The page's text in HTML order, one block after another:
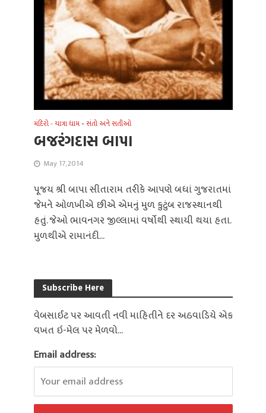
મંદિરો - યાત્રા ધામ •સંતો અને સતીઓ
બજરંગદાસ બાપા
May 17, 2014
પૂજય શ્રી બાપા સીતારામ તરીકે આપણે બધાં ગુજરાતમાં
જેમને ઓળખીએ છીએ એમનું મુળ કુટુંબ રાજસ્થાનથી
હતું. જેઓ ભાવનગર જીલ્લામાં વર્ષોથી સ્થાયી થયા હતા.
મુળથીએ રામાનંદી...
Subscribe Here
વેબસાઈટ પર આવતી નવી માહિતીને દર અઠવાડિયે એક
વખત ઇ-મેલ પર મેળવો...
Email address: